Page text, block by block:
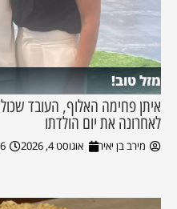
מזל טוב!
איתן פחימה האלוף, העובד
לאחרונה את יום הולדתו
מירב בן יאיר אוגוסט 4, 2026